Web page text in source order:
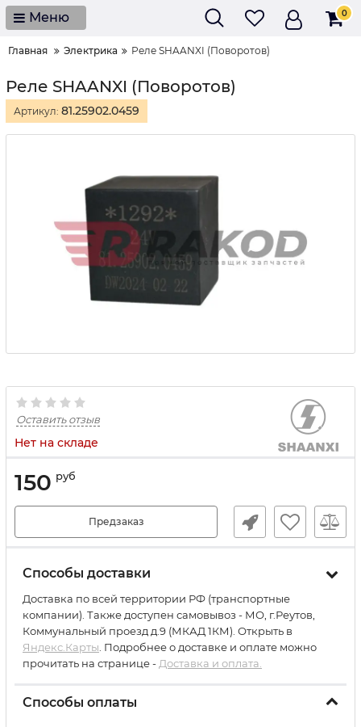
Меню 0
Главная Электрика Реле SHAANXI (Поворотов)
Реле SHAANXI (Поворотов)
Артикул: 81.25902.0459
Оставить отзыв
Нет на складе
150 руб
Предзаказ
Способы доставки
Доставка по всей территории РФ (транспортные
компании). Также доступен самовывоз - МО, г.Реутов,
Коммунальный проезд д.9 (МКАД 1КМ). Открыть в
Яндекс.Карты . Подробнее о доставке и оплате можно
прочитать на странице - Доставка и оплата.
Способы оплаты